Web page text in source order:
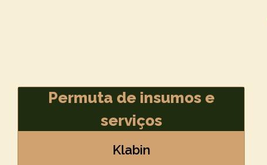
Permuta de insumos e
serviços
Klabin